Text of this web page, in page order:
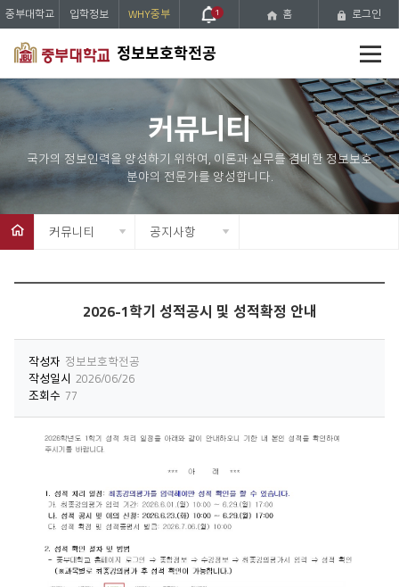
정보보호학전공
메
뉴
중부대학교 입학정보 WHY중부 1 홈 로그인
커뮤니티
커뮤니티 공지사항
2026-1학기 성적공시 및 성적확정 안내
작성자 정보보호학전공
작성일시 2026/06/26
조회수 77